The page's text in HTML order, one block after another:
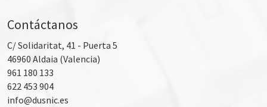
Contáctanos
C/ Solidaritat, 41 - Puerta 5
46960 Aldaia (Valencia)
961 180 133
622 453 904
info@dusnic.es